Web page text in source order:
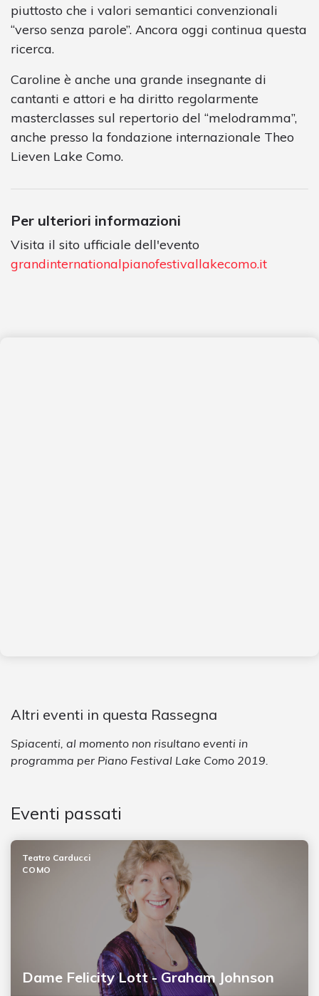
piuttosto che i valori semantici convenzionali
“verso senza parole”. Ancora oggi continua questa
ricerca.
Caroline è anche una grande insegnante di
cantanti e attori e ha diritto regolarmente
masterclasses sul repertorio del “melodramma”,
anche presso la fondazione internazionale Theo
Lieven Lake Como.
Per ulteriori informazioni
Visita il sito ufficiale dell'evento
grandinternationalpianofestivallakecomo.it
Altri eventi in questa Rassegna
Spiacenti, al momento non risultano eventi in
programma per Piano Festival Lake Como 2019.
Eventi passati
Dame Felicity Lott - Graham Johnson
Teatro Carducci
COMO